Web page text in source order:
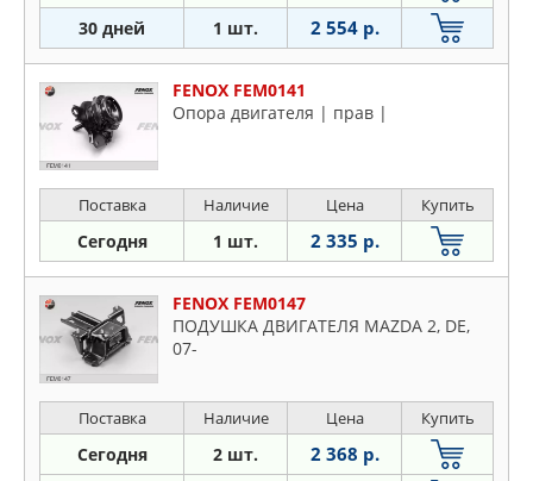
30 дней 1 шт. 2 554 р.
FENOX FEM0141
Опора двигателя | прав |
Поставка Наличие Цена Купить
Сегодня 1 шт. 2 335 р.
FENOX FEM0147
ПОДУШКА ДВИГАТЕЛЯ MAZDA 2, DE,
07-
Поставка Наличие Цена Купить
Сегодня 2 шт. 2 368 р.